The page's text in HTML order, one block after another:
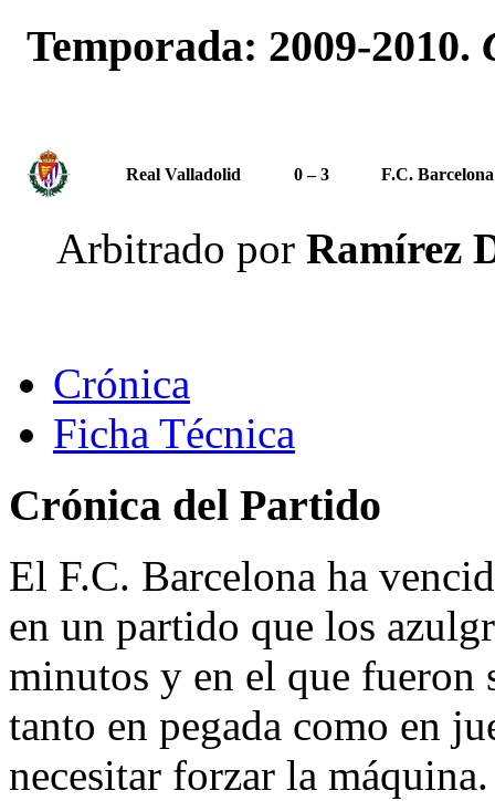
Temporada: 2009-2010.
Real Valladolid 0 – 3 F.C. Barcelona
Arbitrado por Ramírez
Crónica
Ficha Técnica
Crónica del Partido
El F.C. Barcelona ha
en un partido que los
minutos y en el que fueron
tanto en pegada como en
necesitar forzar la máquina.